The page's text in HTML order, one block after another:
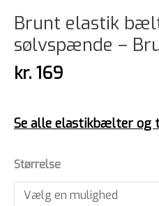
Brunt elastik
sølvspænde –
kr. 169
Se alle elastikbælter og
Størrelse
bælte
med
sølvspænde
-
Brunt
antal